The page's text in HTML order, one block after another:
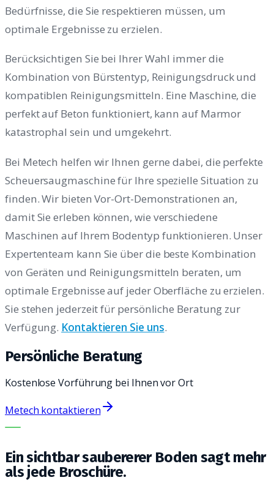
Bedürfnisse, die Sie respektieren müssen, um
optimale Ergebnisse zu erzielen.
Berücksichtigen Sie bei Ihrer Wahl immer die
Kombination von Bürstentyp, Reinigungsdruck und
kompatiblen Reinigungsmitteln. Eine Maschine, die
perfekt auf Beton funktioniert, kann auf Marmor
katastrophal sein und umgekehrt.
Bei Metech helfen wir Ihnen gerne dabei, die perfekte
Scheuersaugmaschine für Ihre spezielle Situation zu
finden. Wir bieten Vor-Ort-Demonstrationen an,
damit Sie erleben können, wie verschiedene
Maschinen auf Ihrem Bodentyp funktionieren. Unser
Expertenteam kann Sie über die beste Kombination
von Geräten und Reinigungsmitteln beraten, um
optimale Ergebnisse auf jeder Oberfläche zu erzielen.
Sie stehen jederzeit für persönliche Beratung zur
Verfügung. Kontaktieren Sie uns.
Persönliche Beratung
Kostenlose Vorführung bei Ihnen vor Ort
Metech kontaktieren
DIE RICHTIGE MASCHINE. DER BESTE SERVICE.
Ein sichtbar saubererer Boden sagt mehr
als jede Broschüre.